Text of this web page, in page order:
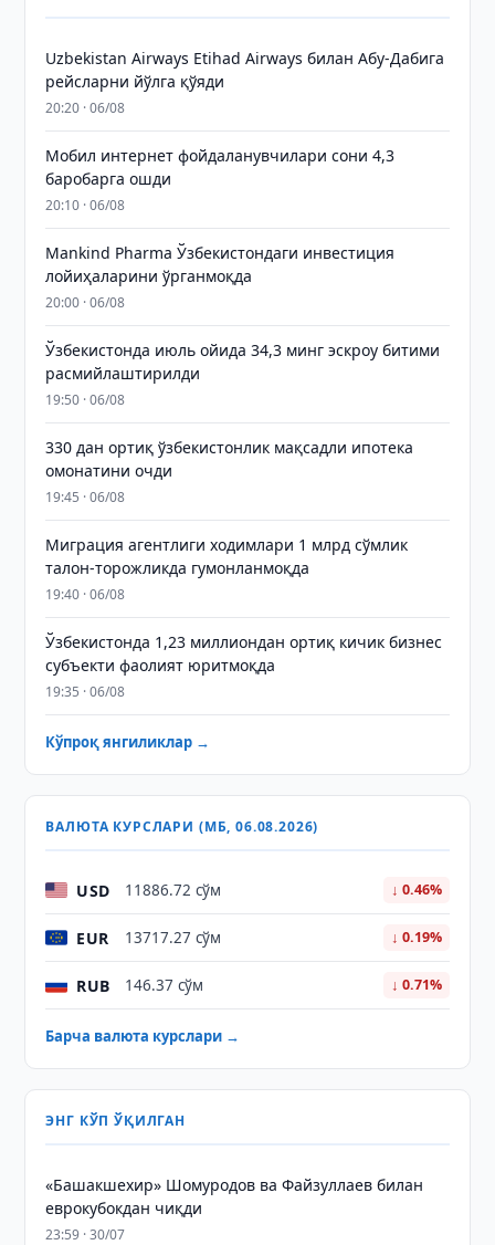
Uzbekistan Airways Etihad Airways билан Абу-Дабига
рейсларни йўлга қўяди
20:20 · 06/08
Мобил интернет фойдаланувчилари сони 4,3
баробарга ошди
20:10 · 06/08
Mankind Pharma Ўзбекистондаги инвестиция
лойиҳаларини ўрганмоқда
20:00 · 06/08
Ўзбекистонда июль ойида 34,3 минг эскроу битими
расмийлаштирилди
19:50 · 06/08
330 дан ортиқ ўзбекистонлик мақсадли ипотека
омонатини очди
19:45 · 06/08
Миграция агентлиги ходимлари 1 млрд сўмлик
талон-торожликда гумонланмоқда
19:40 · 06/08
Ўзбекистонда 1,23 миллиондан ортиқ кичик бизнес
субъекти фаолият юритмоқда
19:35 · 06/08
Кўпроқ янгиликлар →
ВАЛЮТА КУРСЛАРИ (МБ, 06.08.2026)
USD 11886.72 сўм ↓ 0.46%
EUR 13717.27 сўм ↓ 0.19%
RUB 146.37 сўм ↓ 0.71%
Барча валюта курслари →
ЭНГ КЎП ЎҚИЛГАН
«Башакшехир» Шомуродов ва Файзуллаев билан
еврокубокдан чиқди
23:59 · 30/07